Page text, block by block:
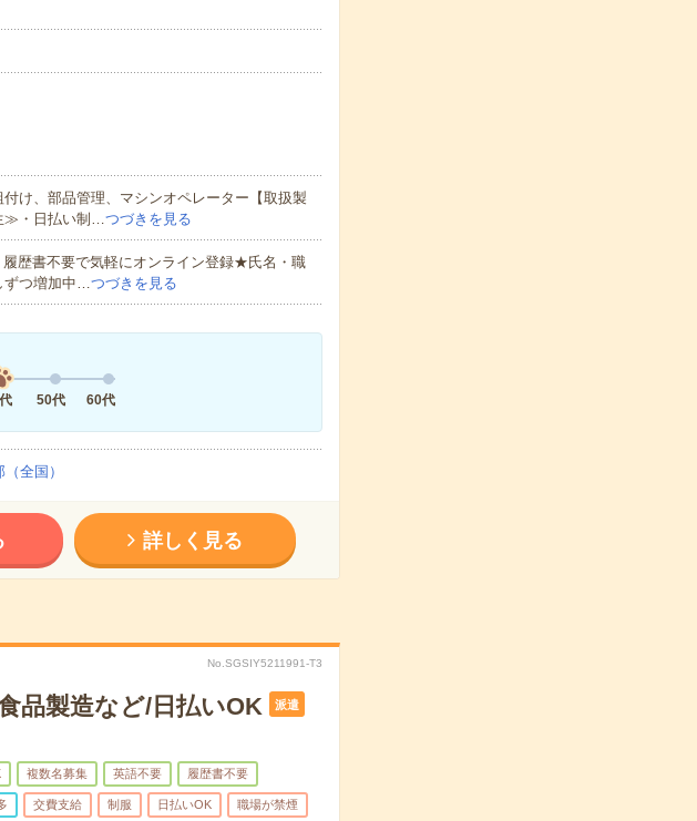
け、部品管理、マシンオペレーター【取扱製
≫・日払い制…つづきを見る
歴書不要で気軽にオンライン登録★氏名・職
ずつ増加中…つづきを見る
50代 60代
全国）
詳しく見る
No.SGSIY5211991-T3
品製造など/日払いOK 派遣
複数名募集 英語不要 履歴書不要
交費支給 制服 日払いOK 職場が禁煙